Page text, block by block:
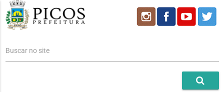
Buscar no site